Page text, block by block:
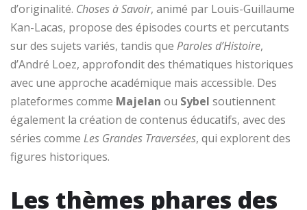
d’originalité. Choses à Savoir, animé par Louis-Guillaume
Kan-Lacas, propose des épisodes courts et percutants
sur des sujets variés, tandis que Paroles d’Histoire,
d’André Loez, approfondit des thématiques historiques
avec une approche académique mais accessible. Des
plateformes comme Majelan ou Sybel soutiennent
également la création de contenus éducatifs, avec des
séries comme Les Grandes Traversées, qui explorent des
figures historiques.
Les thèmes phares des